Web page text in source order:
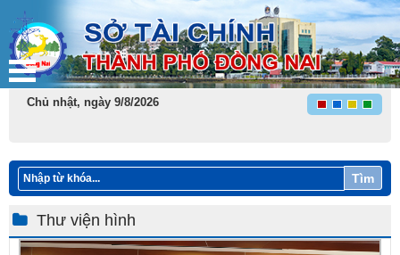
Chủ nhật, ngày 9/8/2026
Tìm
Thư viện hình